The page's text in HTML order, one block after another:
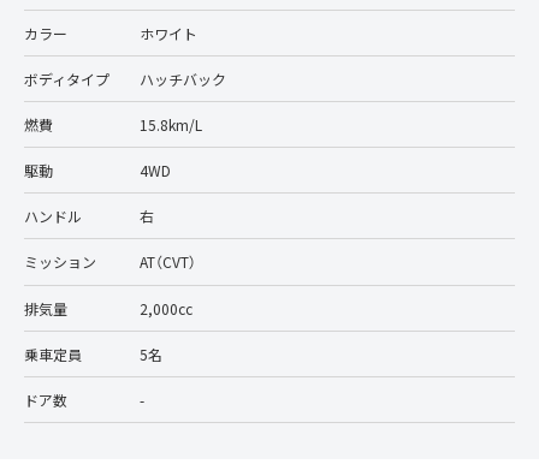
カラー ホワイト
ボディタイプ ハッチバック
燃費 15.8km/L
駆動 4WD
ハンドル 右
ミッション AT（CVT）
排気量 2,000cc
乗車定員 5名
ドア数 -